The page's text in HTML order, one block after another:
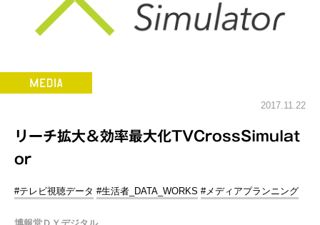
2017.11.22
リーチ拡大＆効率最大化TVCrossSimulat
or
#テレビ視聴データ #生活者_DATA_WORKS #メディアプランニング
博報堂ＤＹデジタル